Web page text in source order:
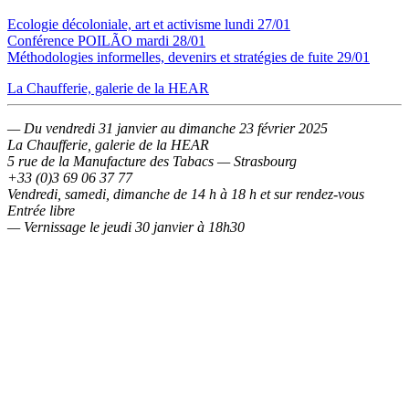
Ecologie décoloniale, art et activisme lundi 27/01
Conférence POILÃO mardi 28/01
Méthodologies informelles, devenirs et stratégies de fuite 29/01
La Chaufferie, galerie de la HEAR
— Du vendredi 31 janvier au dimanche 23 février 2025
La Chaufferie, galerie de la HEAR
5 rue de la Manufacture des Tabacs — Strasbourg
+33 (0)3 69 06 37 77
Vendredi, samedi, dimanche de 14 h à 18 h et sur rendez-vous
Entrée libre
— Vernissage le jeudi 30 janvier à 18h30